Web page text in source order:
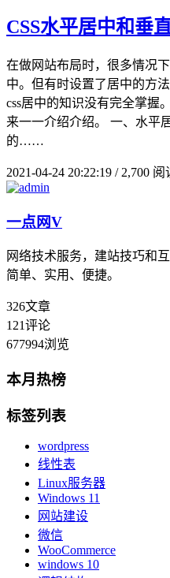
CSS水平居中和垂
在做网站布局时，很多情况
中。但有时设置了居中的方
css居中的知识没有完全掌握
来一一介绍介绍。 一、水平
的……
2021-04-24 20:22:19 /2,700 阅
一点网V
网络技术服务，建站技巧和
简单、实用、便捷。
326文章
121评论
677994浏览
本月热榜
标签列表
wordpress
线性表
Linux服务器
Windows 11
网站建设
微信
WooCommerce
windows 10